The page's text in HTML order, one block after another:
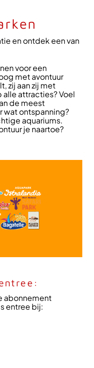
en ontdek een van
voor een
met avontuur
zij aan zij met
attracties? Voel
de meest
wat ontspanning?
aquariums.
je naartoe?
abonnement
entree bij: